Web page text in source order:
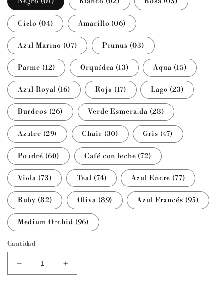
Cielo (04) Amarillo (06)
Azul Marino (07) Prunus (08)
Parme (12) Orquídea (13) Aqua (15)
Azul Royal (16) Rojo (17) Lago (23)
Burdeos (26) Verde Esmeralda (28)
Azalee (29) Chair (30) Gris (47)
Poudré (60) Café con leche (72)
Viola (73) Teal (74) Azul Encre (77)
Ruby (82) Oliva (89) Azul Francés (95)
Medium Orchid (96)
Cantidad
Reducir
cantidad
Aumentar
cantidad